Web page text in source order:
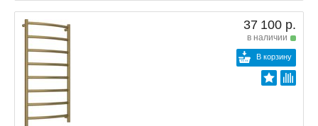
37 100 р.
в наличии
В корзину